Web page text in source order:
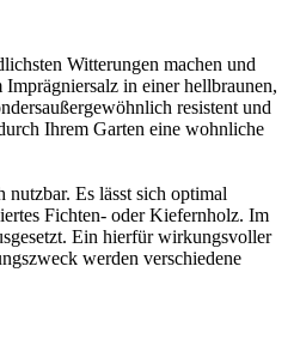
Witterungen machen und
in einer hellbraunen,
resistent und
Ihrem Garten eine wohnliche
Es lässt sich optimal
Fichten- oder Kiefernholz. Im
Ein hierfür wirkungsvoller
werden verschiedene